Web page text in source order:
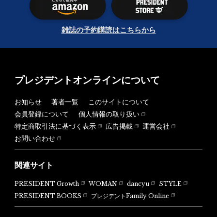
雑誌の予約購読はこちらから
プレジデントオンラインについて
お知らせ 著者一覧
このサイトについて
会員登録について
個人情報の取り扱い
特定商取引法に基づく表示
広告掲載
運営会社
お問い合わせ
関連サイト
PRESIDENT Growth WOMAN dancyu
STYLE
PRESIDENT BOOKS
プレジデントFamily Online